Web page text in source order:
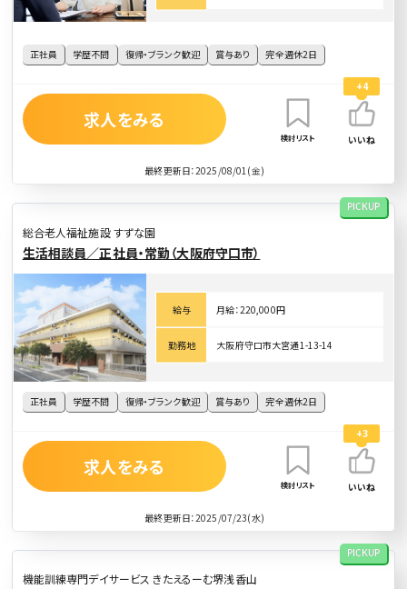
正社員 学歴不問 復帰・ブランク歓迎 賞与あり 完全週休2日
最終更新日：2025/08/01(金)
求人をみる
検討リスト
+4
いいね
総合老人福祉施設 すずな園
PICKUP
生活相談員／正社員・常勤（大阪府守口市）
正社員 学歴不問 復帰・ブランク歓迎 賞与あり 完全週休2日
給与 月給：220,000円
勤務地 大阪府守口市大宮通1-13-14
最終更新日：2025/07/23(水)
求人をみる
検討リスト
+3
いいね
機能訓練専門デイサービス きたえるーむ堺浅香山
PICKUP